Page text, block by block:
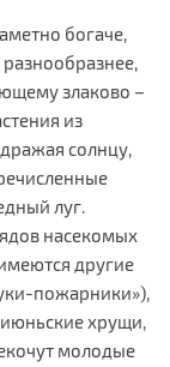
богаче,
злаково –
из
солнцу,
луг.
насекомых
другие
пожарники»),
хрущи,
молодые